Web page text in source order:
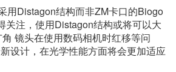
用Distagon结构而非ZM卡口的Biogo
关注，使用Distagon结构或将可以大
镜头在使用数码相机时红移等问
设计，在光学性能方面将会更加适应